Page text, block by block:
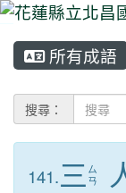
所有成語
搜尋：
141.三 ㄙ
ㄢ